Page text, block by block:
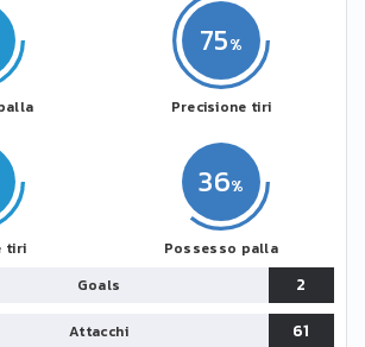
tiri
36
Possesso palla
75
Precisione tiri
Goals
2
Attacchi
61